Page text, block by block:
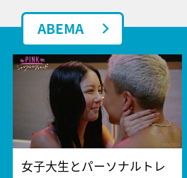
ABEMA
女子大生とパーソナルトレ